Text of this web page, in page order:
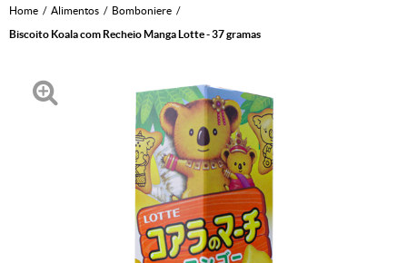
Home Alimentos
Bomboniere
Biscoito Koala com Recheio Manga Lotte - 37 gramas